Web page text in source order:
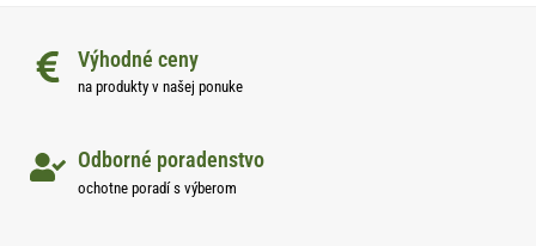
Výhodné ceny
na produkty v našej ponuke
Odborné poradenstvo
ochotne poradí s výberom